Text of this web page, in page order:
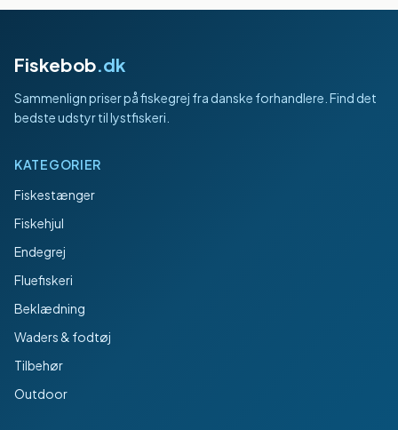
Fiskebob.dk
Sammenlign priser på fiskegrej fra danske forhandlere. Find det
bedste udstyr til lystfiskeri.
KATEGORIER
Fiskestænger
Fiskehjul
Endegrej
Fluefiskeri
Beklædning
Waders & fodtøj
Tilbehør
Outdoor